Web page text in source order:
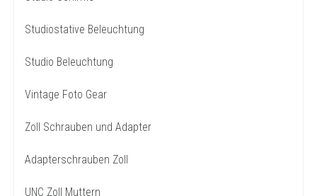
Studiostative Beleuchtung
Studio Beleuchtung
Vintage Foto Gear
Zoll Schrauben und Adapter
Adapterschrauben Zoll
UNC Zoll Muttern